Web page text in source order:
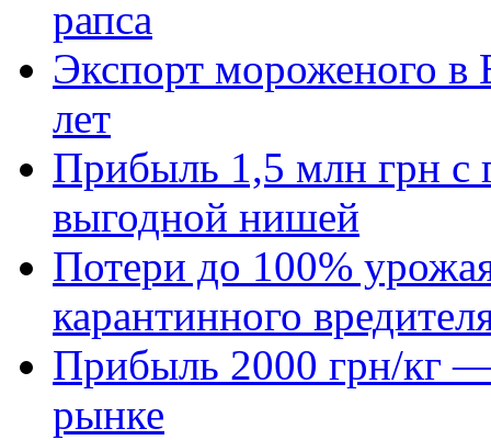
рапса
Экспорт мороженого в
лет
Прибыль 1,5 млн грн с
выгодной нишей
Потери до 100%
карантинного
Прибыль 2000 грн/кг —
рынке